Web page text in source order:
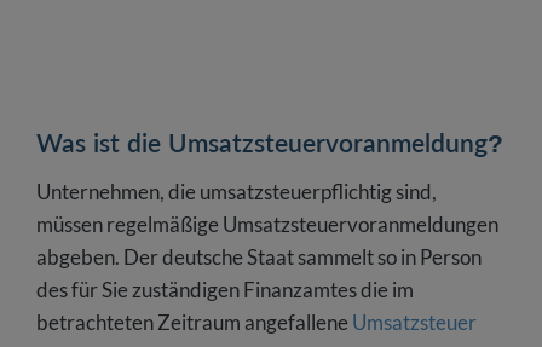
Was ist die Umsatzsteuervoranmeldung?
Unternehmen, die umsatzsteuerpflichtig sind,
müssen regelmäßige Umsatzsteuervoranmeldungen
abgeben. Der deutsche Staat sammelt so in Person
des für Sie zuständigen Finanzamtes die im
betrachteten Zeitraum angefallene Umsatzsteuer